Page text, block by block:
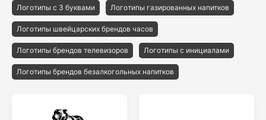
Логотипы с 3 буквами Логотипы газированных напитков
Логотипы швейцарских брендов часов
Логотипы брендов телевизоров Логотипы с инициалами
Логотипы брендов безалкогольных напитков